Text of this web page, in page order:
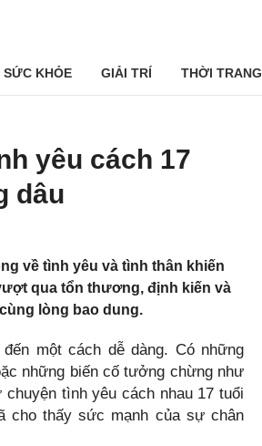
SỨC KHỎE GIẢI TRÍ THỜI TRANG
yêu cách 17
dâu
về tình yêu và tình thân khiến
qua tổn thương, định kiến và
lòng bao dung.
một cách dễ dàng. Có những
những biến cố tưởng chừng như
tình yêu cách nhau 17 tuổi
cho thấy sức mạnh của sự chân